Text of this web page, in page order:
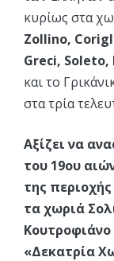
κυρίως στα
Zollino,
Greci,
και το
στα τρία
Αξίζει να
του 19ου
της
τα χωριά
«Δεκατρία